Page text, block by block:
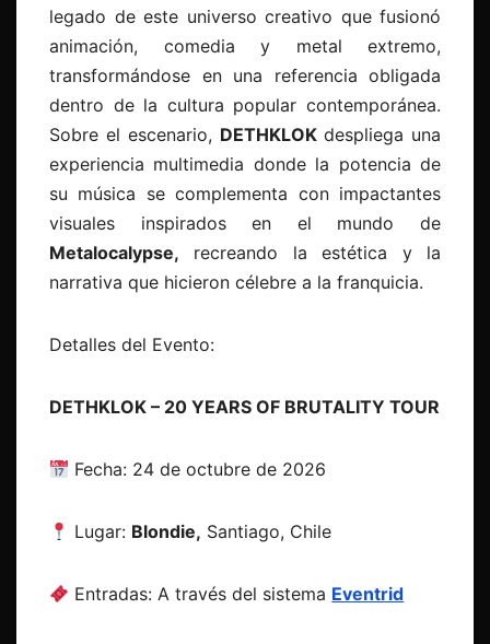
legado de este universo creativo que fusionó
animación, comedia y metal extremo,
transformándose en una referencia obligada
dentro de la cultura popular contemporánea.
Sobre el escenario, DETHKLOK despliega una
experiencia multimedia donde la potencia de
su música se complementa con impactantes
visuales inspirados en el mundo de
Metalocalypse, recreando la estética y la
narrativa que hicieron célebre a la franquicia.
Detalles del Evento:
DETHKLOK – 20 YEARS OF BRUTALITY TOUR
Fecha: 24 de octubre de 2026
Lugar: Blondie, Santiago, Chile
Entradas: A través del sistema Eventrid